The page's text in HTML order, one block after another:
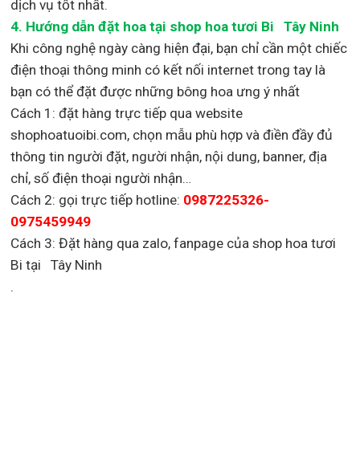
dịch vụ tốt nhất.
4. Hướng dẫn đặt hoa tại shop hoa tươi Bi Tây Ninh
Khi công nghệ ngày càng hiện đại, bạn chỉ cần một chiếc
điện thoại thông minh có kết nối internet trong tay là
bạn có thể đặt được những bông hoa ưng ý nhất
Cách 1: đặt hàng trực tiếp qua website
shophoatuoibi.com, chọn mẫu phù hợp và điền đầy đủ
thông tin người đặt, người nhận, nội dung, banner, địa
chỉ, số điện thoại người nhận…
Cách 2: gọi trực tiếp hotline: 0987225326-
0975459949
Cách 3: Đặt hàng qua zalo, fanpage của shop hoa tươi
Bi tại Tây Ninh
.